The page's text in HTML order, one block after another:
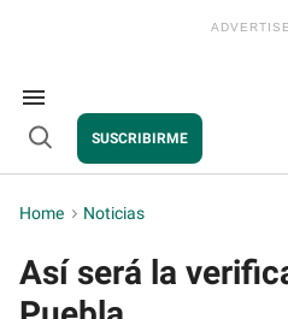
Search
&
Section
Navigation
Open
SUSCRIBIRME
Home > Noticias
Así será la